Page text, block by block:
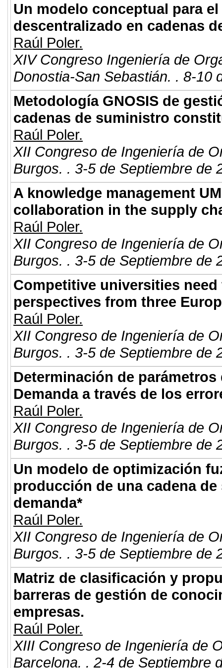
Un modelo conceptual para
descentralizado en cadenas
Raúl Poler.
XIV Congreso Ingeniería de
Donostia-San Sebastián. . 8-10
Metodología GNOSIS de
cadenas de suministro
Raúl Poler.
XII Congreso de Ingeniería de
Burgos. . 3-5 de Septiembre de
A knowledge management
collaboration in the supply
Raúl Poler.
XII Congreso de Ingeniería de
Burgos. . 3-5 de Septiembre de
Competitive universities
perspectives from three
Raúl Poler.
XII Congreso de Ingeniería de
Burgos. . 3-5 de Septiembre de
Determinación de
Demanda a través de los
Raúl Poler.
XII Congreso de Ingeniería de
Burgos. . 3-5 de Septiembre de
Un modelo de optimización
producción de una cadena
demanda*
Raúl Poler.
XII Congreso de Ingeniería de
Burgos. . 3-5 de Septiembre de
Matriz de clasificación y
barreras de gestión de
empresas.
Raúl Poler.
XIII Congreso de Ingeniería de
Barcelona. . 2-4 de Septiembre